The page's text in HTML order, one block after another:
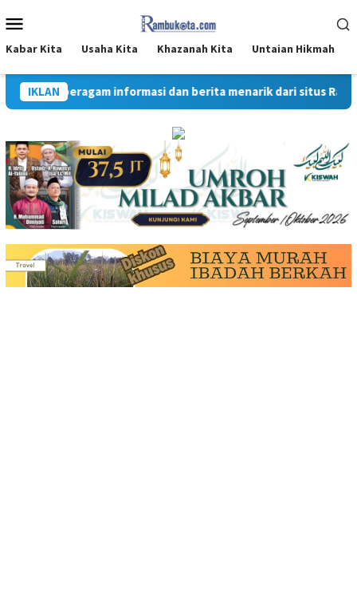
ke
kontenMobile
Kabar Kita Usaha Kita Khazanah Kita Untaian Hikmah
IKLANberagam informasi dan berita menarik dari situs